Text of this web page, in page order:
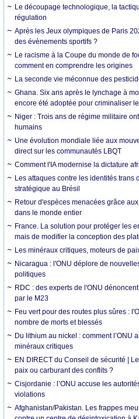
Le découpage technologique, la
régulation
Après les Jeux olympiques de Paris
des évènements sportifs ?
Le racisme à la Coupe du monde de
comment en comprendre les origines
La seconde vie méconnue des
Ghana. Six ans après le lynchage à
encore été adoptée pour criminaliser
Niger : Trois ans de régime militaire
humains
Une évolution mondiale liée aux
direct sur les communautés LBQT
Comment l'IA modernise la dictature
Les attaques contre les identités trans
stratégique au Brésil
Retour d'espèces menacées grâce
dans le monde entier
France. La solution pour protéger les
mais de modifier la conception des
Les minéraux critiques, moteurs de
Nicaragua : l'ONU déplore de
politiques
RDC : des experts de l'ONU
par le M23
Feu vert pour des routes plus sûres :
nombre de morts et blessés
Du lithium au nickel : comment l’ONU
minéraux critiques
EN DIRECT du Conseil de sécurité |
paix ou carburant des conflits ?
Cisjordanie : l’ONU accuse les
violations
Afghanistan/Pakistan. Les frappes